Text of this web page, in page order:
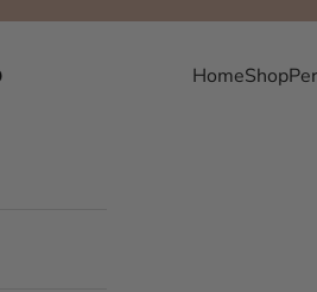
HomeShop